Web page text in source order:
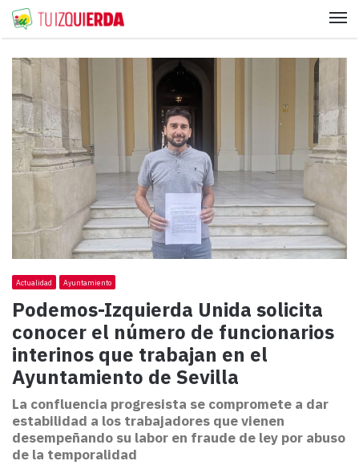
Actualidad Ayuntamiento
Podemos-Izquierda Unida solicita
conocer el número de funcionarios
interinos que trabajan en el
Ayuntamiento de Sevilla
La confluencia progresista se compromete a dar
estabilidad a los trabajadores que vienen
desempeñando su labor en fraude de ley por abuso
de la temporalidad